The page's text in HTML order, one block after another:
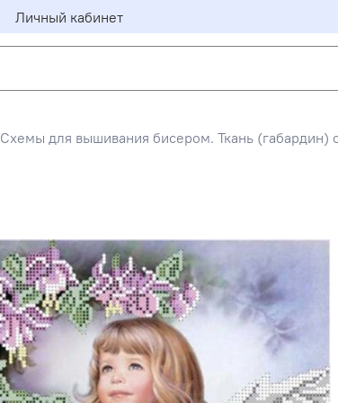
Личный кабинет
Схемы для вышивания бисером. Ткань